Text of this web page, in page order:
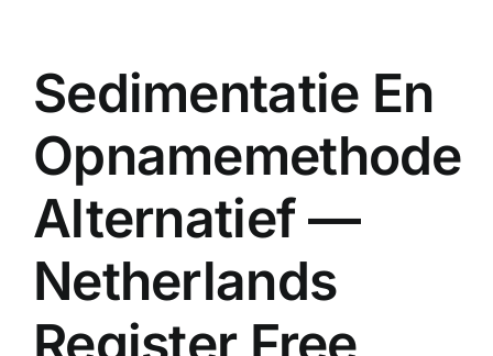
Sedimentatie En
Opnamemethode
Alternatief —
Netherlands